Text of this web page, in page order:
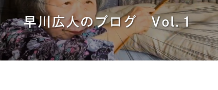
早川広人のブログ Vol.１